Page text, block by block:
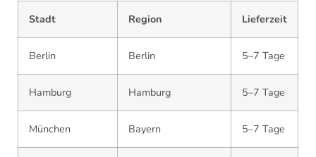
Stadt Region Lieferzeit
Berlin Berlin 5–7 Tage
Hamburg Hamburg 5–7 Tage
München Bayern 5–7 Tage